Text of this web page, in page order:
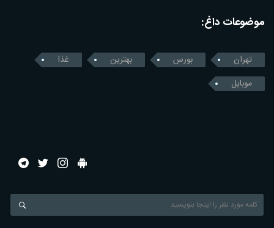
موضوعات داغ:
تهران بورس بهترین
غذا
موبایل